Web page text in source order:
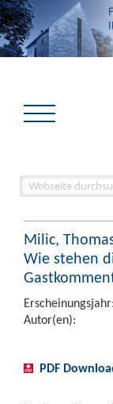
Milic,
Wie stehen
Erscheinungsjahr:
Autor(en):
PDF